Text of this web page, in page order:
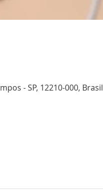
- SP, 12210-000, Brasil